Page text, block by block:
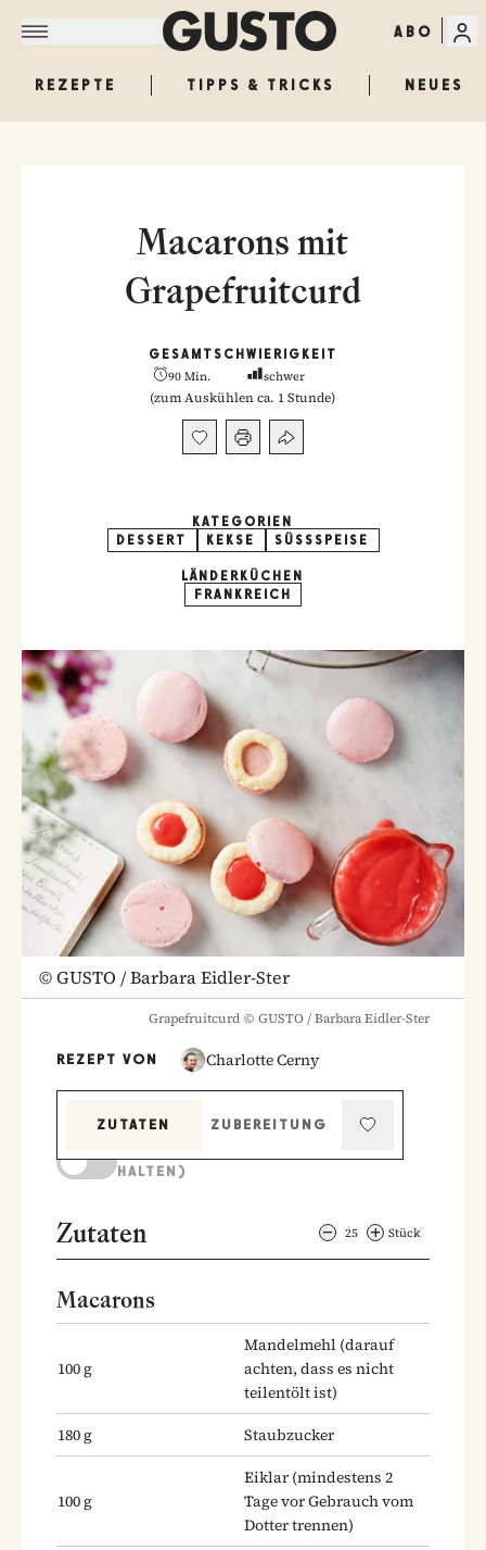
ABO
REZEPTE TIPPS & TRICKS NEUES
Macarons mit
Grapefruitcurd
GESAMT
90 Min.
SCHWIERIGKEIT
schwer
(zum Auskühlen ca. 1 Stunde)
KATEGORIEN
DESSERT
KEKSE SÜSSSPEISE
LÄNDERKÜCHEN
FRANKREICH
©GUSTO / Barbara Eidler-Ster
Grapefruitcurd © GUSTO / Barbara Eidler-Ster
REZEPT VON Charlotte Cerny
ZUTATEN
ZUBEREITUNG
HALTEN)
Zutaten 25 Stück
Macarons
100g
Mandelmehl (darauf
achten, dass es nicht
teilentölt ist)
180g Staubzucker
100g
Eiklar (mindestens 2
Tage vor Gebrauch vom
Dotter trennen)